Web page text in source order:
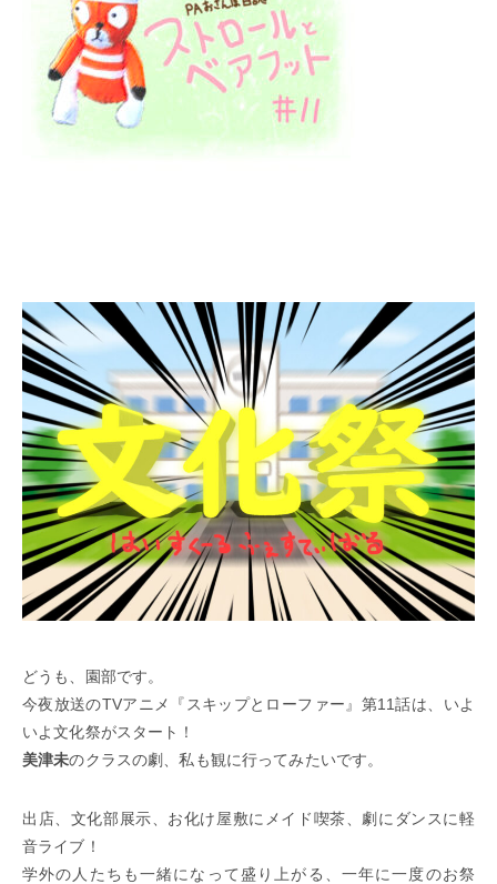
どうも、園部です。
今夜放送のTVアニメ『スキップとローファー』第11話は、いよ
いよ文化祭がスタート！
美津未のクラスの劇、私も観に行ってみたいです。
出店、文化部展示、お化け屋敷にメイド喫茶、劇にダンスに軽
音ライブ！
学外の人たちも一緒になって盛り上がる、一年に一度のお祭